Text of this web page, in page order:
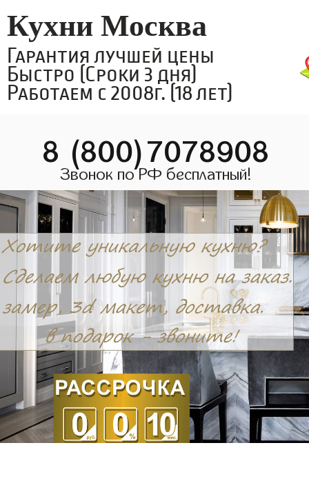
Кухни Москва
Гарантия лучшей цены
Быстро (Сроки 3 дня)
Работаем с 2008г. (18 лет)
8 (800)7078908
Звонок по РФ бесплатный!